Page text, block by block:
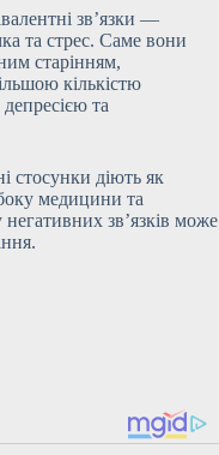
зв’язки —
та стрес. Саме вони
старінням,
кількістю
та
стосунки діють як
медицини та
зв’язків може